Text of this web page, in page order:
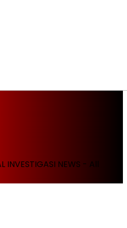
NEWS - All